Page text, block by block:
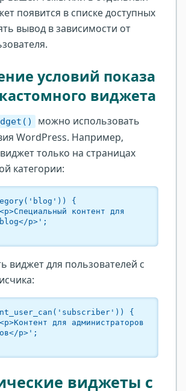
появится в списке доступных
вывод в зависимости от
условий показа
виджета
можно использовать
WordPress. Например,
только на страницах
категории:
{
blog</p>';
виджет для пользователей с
{
p>';
виджеты с